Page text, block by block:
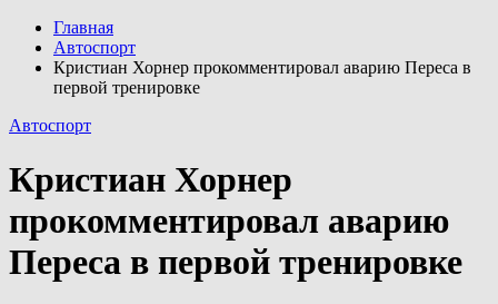
Главная
Автоспорт
Кристиан Хорнер прокомментировал аварию Переса в
первой тренировке
Автоспорт
Кристиан Хорнер
прокомментировал аварию
Переса в первой тренировке